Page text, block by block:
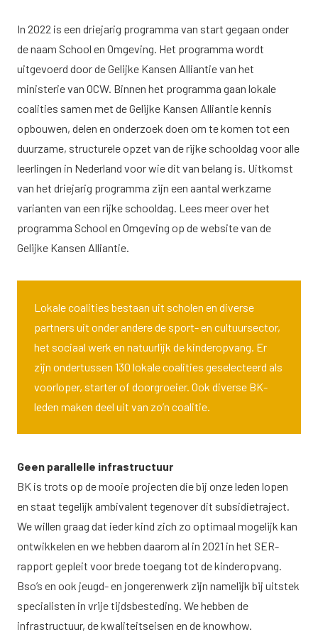
In 2022 is een driejarig programma van start gegaan onder
de naam School en Omgeving. Het programma wordt
uitgevoerd door de Gelijke Kansen Alliantie van het
ministerie van OCW. Binnen het programma gaan lokale
coalities samen met de Gelijke Kansen Alliantie kennis
opbouwen, delen en onderzoek doen om te komen tot een
duurzame, structurele opzet van de rijke schooldag voor alle
leerlingen in Nederland voor wie dit van belang is. Uitkomst
van het driejarig programma zijn een aantal werkzame
varianten van een rijke schooldag. Lees meer over het
programma School en Omgeving op de website van de
Gelijke Kansen Alliantie.
Lokale coalities bestaan uit scholen en diverse
partners uit onder andere de sport- en cultuursector,
het sociaal werk en natuurlijk de kinderopvang. Er
zijn ondertussen 130 lokale coalities geselecteerd als
voorloper, starter of doorgroeier. Ook diverse BK-
leden maken deel uit van zo’n coalitie.
Geen parallelle infrastructuur
BK is trots op de mooie projecten die bij onze leden lopen
en staat tegelijk ambivalent tegenover dit subsidietraject.
We willen graag dat ieder kind zich zo optimaal mogelijk kan
ontwikkelen en we hebben daarom al in 2021 in het SER-
rapport gepleit voor brede toegang tot de kinderopvang.
Bso’s en ook jeugd- en jongerenwerk zijn namelijk bij uitstek
specialisten in vrije tijdsbesteding. We hebben de
infrastructuur, de kwaliteitseisen en de knowhow.